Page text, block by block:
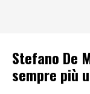
Stefano De
sempre più